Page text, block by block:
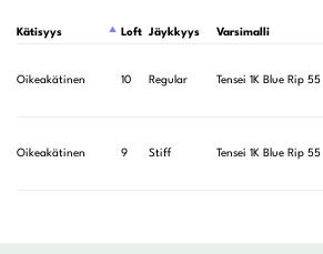
Kätisyys Loft Jäykkyys Varsimalli
Oikeakätinen 10 Regular Tensei 1K Blue Rip 55
Oikeakätinen 9 Stiff Tensei 1K Blue Rip 55